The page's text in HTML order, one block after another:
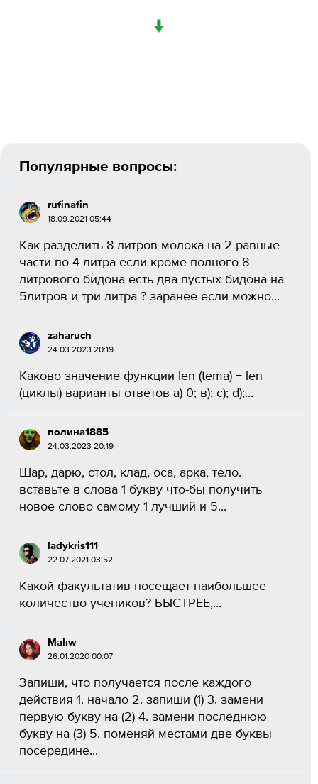
↓
Популярные вопросы:
rufinafin
18.09.2021 05:44
Как разделить 8 литров молока на 2 равные
части по 4 литра если кроме полного 8
литрового бидона есть два пустых бидона на
5литров и три литра ? заранее если можно...
zaharuch
24.03.2023 20:19
Каково значение функции len (tema) + len
(циклы) варианты ответов а) 0; в); с); d);...
полина1885
24.03.2023 20:19
Шар, дарю, стол, клад, оса, арка, тело.
вставьте в слова 1 букву что-бы получить
новое слово самому 1 лучший и 5...
ladykris111
22.07.2021 03:52
Какой факультатив посещает наибольшее
количество учеников? БЫСТРЕЕ,...
Malıw
26.01.2020 00:07
Запиши, что получается после каждого
действия 1. начало 2. запиши (1) 3. замени
первую букву на (2) 4. замени последнюю
букву на (3) 5. поменяй местами две буквы
посередине...